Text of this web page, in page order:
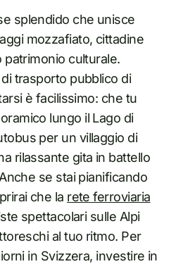
splendido che unisce
mozzafiato, cittadine
culturale.
trasporto pubblico di
è facilissimo: che tu
lungo il Lago di
per un villaggio di
rilassante gita in battello
se stai pianificando
che la rete ferroviaria
spettacolari sulle Alpi
al tuo ritmo. Per
in Svizzera, investire in